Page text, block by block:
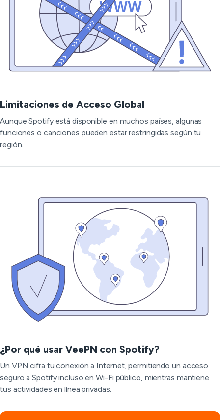
Limitaciones de Acceso Global
Aunque Spotify está disponible en muchos países, algunas
funciones o canciones pueden estar restringidas según tu
región.
¿Por qué usar VeePN con Spotify?
Un VPN cifra tu conexión a Internet, permitiendo un acceso
seguro a Spotify incluso en Wi-Fi público, mientras mantiene
tus actividades en línea privadas.